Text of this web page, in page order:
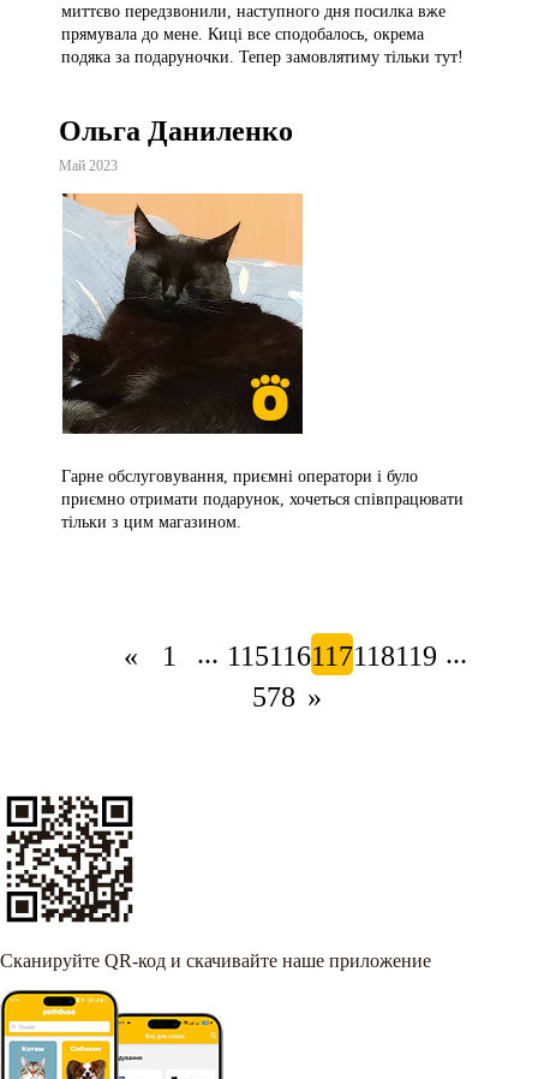
миттєво передзвонили, наступного дня посилка вже
прямувала до мене. Киці все сподобалось, окрема
подяка за подаруночки. Тепер замовлятиму тільки тут!
Ольга Даниленко
Май 2023
Гарне обслуговування, приємні оператори і було
приємно отримати подарунок, хочеться співпрацювати
тільки з цим магазином.
« 1 ... 115116117118119 ...
578 »
Сканируйте QR-код и скачивайте наше приложение